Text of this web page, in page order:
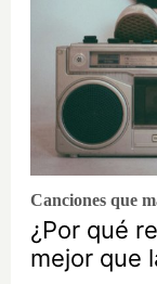
Canciones que
¿Por qué
mejor que